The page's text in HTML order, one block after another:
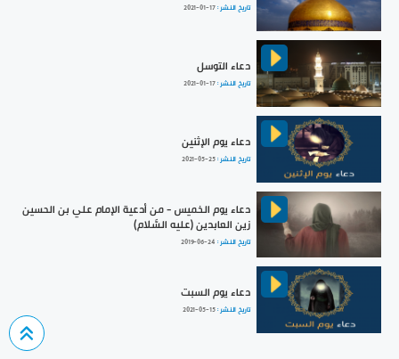
تاريخ النشر :2021-01-17
دعاء التوسل
تاريخ النشر :2021-01-17
دعاء يوم الإثنين
تاريخ النشر :2021-05-25
دعاء يوم الخميس - من أدعية الإمام علي بن الحسين
زين العابدين (عليه السَّلام)
تاريخ النشر : 2019-06-24
دعاء يوم السبت
تاريخ النشر :2021-05-15